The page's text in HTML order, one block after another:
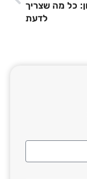
מה שצריך
לדעת